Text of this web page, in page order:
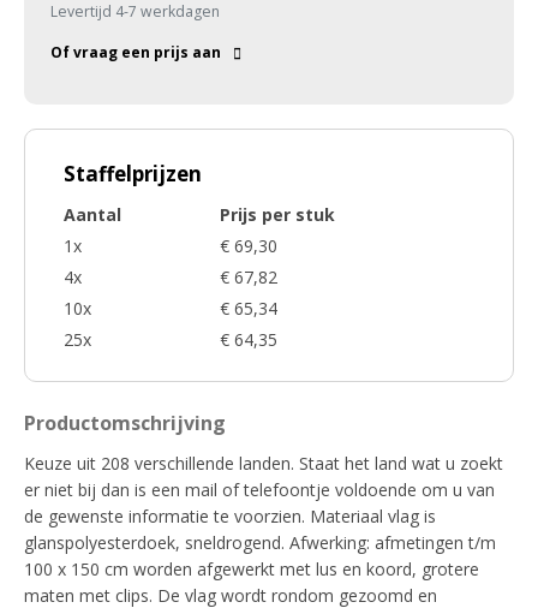
Levertijd 4-7 werkdagen
Of vraag een prijs aan
Staffelprijzen
Aantal
Prijs per stuk
1x
€ 69,30
4x
€ 67,82
10x
€ 65,34
25x
€ 64,35
Productomschrijving
Keuze uit 208 verschillende landen. Staat het land wat u zoekt
er niet bij dan is een mail of telefoontje voldoende om u van
de gewenste informatie te voorzien. Materiaal vlag is
glanspolyesterdoek, sneldrogend. Afwerking: afmetingen t/m
100 x 150 cm worden afgewerkt met lus en koord, grotere
maten met clips. De vlag wordt rondom gezoomd en